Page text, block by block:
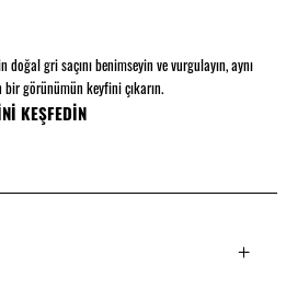
gri saçını benimseyin ve vurgulayın, aynı
görünümün keyfini çıkarın.
KEŞFEDİN